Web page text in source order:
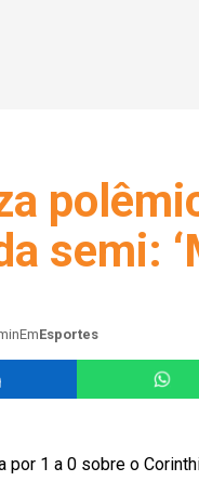
semi:
EmEsportes
por 1 a 0 sobre o